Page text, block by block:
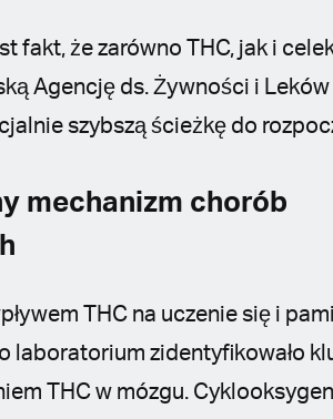
fakt, że zarówno THC, jak i
Agencję ds. Żywności i
szybszą ścieżkę do
mechanizm chorób
THC na uczenie się i
laboratorium zidentyfikowało
THC w mózgu.